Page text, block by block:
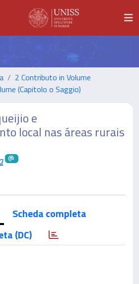
2 Contributo in Volume
(Capitolo o Saggio)
e
local nas áreas rurais
Scheda completa
(DC)